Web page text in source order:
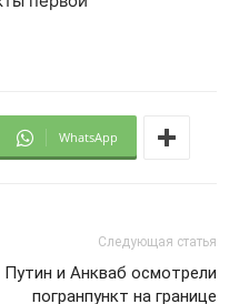
WhatsApp
Следующая статья
Путин и Анкваб осмотрели
погранпункт на границе